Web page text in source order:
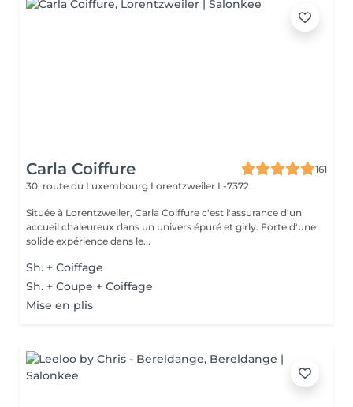
Carla Coiffure
161
30, route du Luxembourg Lorentzweiler L-7372
Située à Lorentzweiler, Carla Coiffure c'est l'assurance d'un
accueil chaleureux dans un univers épuré et girly. Forte d'une
solide expérience dans le...
Sh. + Coiffage
Sh. + Coupe + Coiffage
Mise en plis